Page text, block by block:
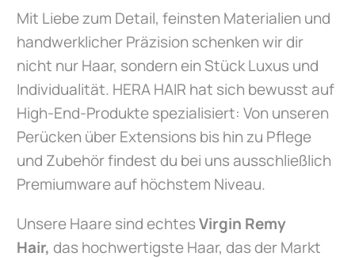
Mit Liebe zum Detail, feinsten Materialien und
handwerklicher Präzision schenken wir dir
nicht nur Haar, sondern ein Stück Luxus und
Individualität. HERA HAIR hat sich bewusst auf
High-End-Produkte spezialisiert: Von unseren
Perücken über Extensions bis hin zu Pflege
und Zubehör findest du bei uns ausschließlich
Premiumware auf höchstem Niveau.
Unsere Haare sind echtesVirgin Remy
Hair, das hochwertigste Haar, das der Markt